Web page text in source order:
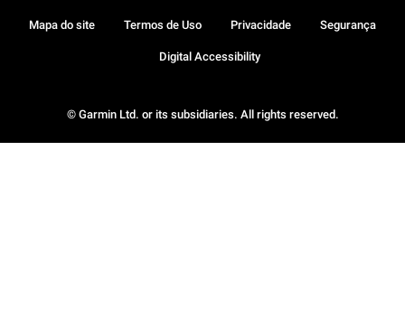
© Garmin Ltd. or its subsidiaries. All rights reserved.
Mapa do site Termos de Uso Privacidade Segurança
Digital Accessibility